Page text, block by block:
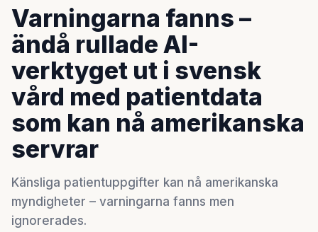
Varningarna fanns –
ändå rullade AI-
verktyget ut i svensk
vård med patientdata
som kan nå amerikanska
servrar
Känsliga patientuppgifter kan nå amerikanska
myndigheter – varningarna fanns men
ignorerades.